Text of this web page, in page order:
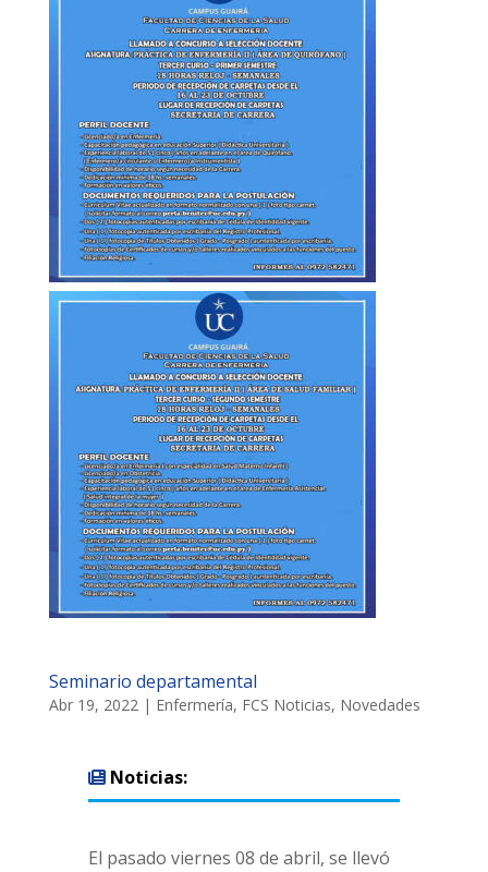
Seminario departamental
Abr 19, 2022| Enfermería, FCS Noticias, Novedades
Noticias:
El pasado viernes 08 de abril, se llevó